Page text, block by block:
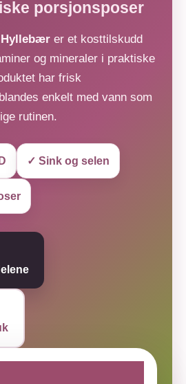
porsjonsposer
Hyllebær er et kosttilskudd
og mineraler i praktiske
har frisk
enkelt med vann som
rutinen.
✓ Sink og selen